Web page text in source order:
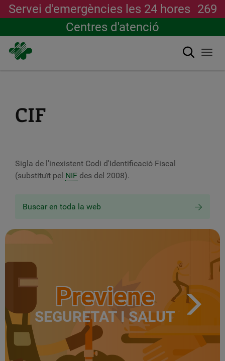
Servei d'emergències les 24 hores 269
Centres d'atenció
Cerca
CIF
Sigla de l'inexistent Codi d'Identificació Fiscal
(substituït pel NIF des del 2008).
Buscar en toda la web
Previene
SEGURETAT I SALUT